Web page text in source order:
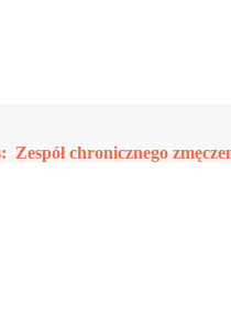
Zespół chronicznego